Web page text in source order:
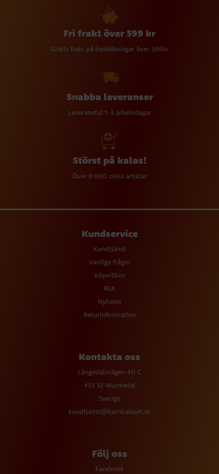
Fri frakt över 599 kr
Gratis frakt på beställningar över 599kr
Snabba leveranser
Leveranstid 1-3 arbetsdagar
Störst på kalas!
Över 8 000 olika artiklar
Kundservice
Kundtjänst
Vanliga frågor
Köpvillkor
REA
Nyheter
Returinformation
Kontakta oss
Långedalsvägen 40 C
455 32 Munkedal
Sverige
kundtjanst@barnkalaset.se
Följ oss
Facebook